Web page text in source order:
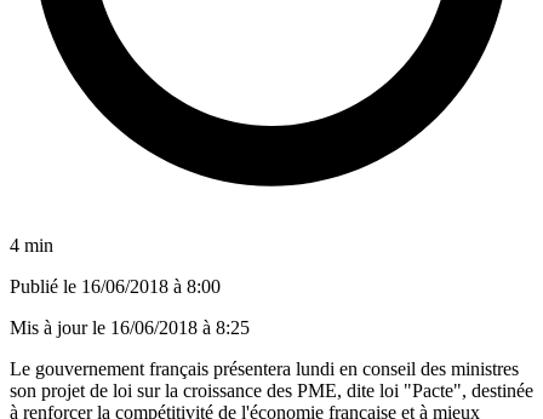
4 min
Publié le 16/06/2018 à 8:00
Mis à jour le 16/06/2018 à 8:25
Le gouvernement français présentera lundi en conseil des ministres
son projet de loi sur la croissance des PME, dite loi "Pacte", destinée
à renforcer la compétitivité de l'économie française et à mieux